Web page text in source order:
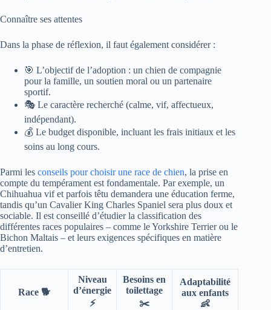
Connaître ses attentes
Dans la phase de réflexion, il faut également considérer :
🎯 L’objectif de l’adoption : un chien de compagnie
pour la famille, un soutien moral ou un partenaire
sportif.
🎭 Le caractère recherché (calme, vif, affectueux,
indépendant).
💰 Le budget disponible, incluant les frais initiaux et les
soins au long cours.
Parmi les conseils pour choisir une race de chien, la prise en
compte du tempérament est fondamentale. Par exemple, un
Chihuahua vif et parfois têtu demandera une éducation ferme,
tandis qu’un Cavalier King Charles Spaniel sera plus doux et
sociable. Il est conseillé d’étudier la classification des
différentes races populaires – comme le Yorkshire Terrier ou le
Bichon Maltais – et leurs exigences spécifiques en matière
d’entretien.
Race 🐕
Niveau
d’énergie
⚡
Besoins en
toilettage
✂️
Adaptabilité
aux enfants
👶